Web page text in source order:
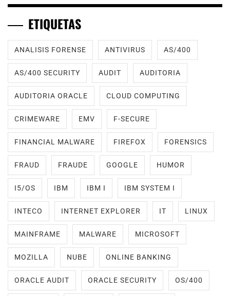
ETIQUETAS
ANALISIS FORENSE ANTIVIRUS AS/400
AS/400 SECURITY AUDIT AUDITORIA
AUDITORIA ORACLE CLOUD COMPUTING
CRIMEWARE EMV F-SECURE
FINANCIAL MALWARE FIREFOX FORENSICS
FRAUD FRAUDE GOOGLE HUMOR
I5/OS IBM IBM I IBM SYSTEM I
INTECO INTERNET EXPLORER IT LINUX
MAINFRAME MALWARE MICROSOFT
MOZILLA NUBE ONLINE BANKING
ORACLE AUDIT ORACLE SECURITY OS/400